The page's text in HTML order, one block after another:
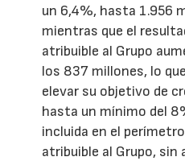
un 6,4%, hasta 1.956
mientras que el
atribuible al Grupo
los 837 millones, lo
elevar su objetivo de
hasta un mínimo del
incluida en el
atribuible al Grupo,